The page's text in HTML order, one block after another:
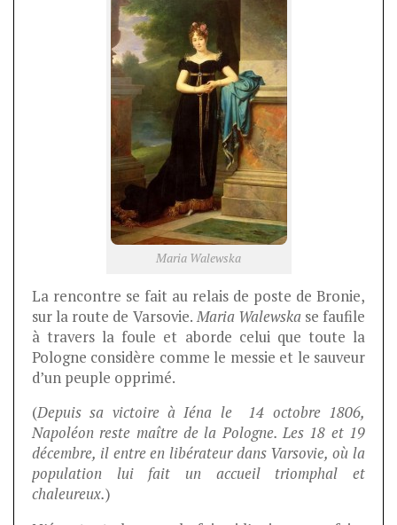
Maria Walewska
La rencontre se fait au relais de poste de Bronie,
sur la route de Varsovie.Maria Walewskase faufile
à travers la foule et aborde celui que toute la
Pologne considère comme le messie et le sauveur
d’un peuple opprimé.
(Depuis sa victoire à Iéna le 14 octobre 1806,
Napoléon reste maître de la Pologne. Les 18 et 19
décembre, il entre en libérateur dans Varsovie, où la
population lui fait un accueil triomphal et
chaleureux.)